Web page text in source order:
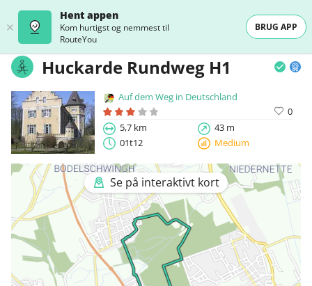
Hent appen
Kom hurtigst og nemmest til
RouteYou
BRUG APP
Huckarde Rundweg H1
Auf dem Weg in Deutschland
0
5,7 km
43 m
01t12
Medium
Se på interaktivt kort